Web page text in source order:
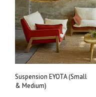
Suspension EYOTA (Small
& Medium)